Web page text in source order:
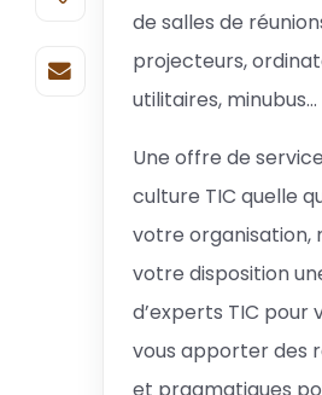
de salles de
projecteurs,
utilitaires, minubus…
Une offre de
culture TIC quelle
votre organisation,
votre disposition
d’experts TIC pour
vous apporter des